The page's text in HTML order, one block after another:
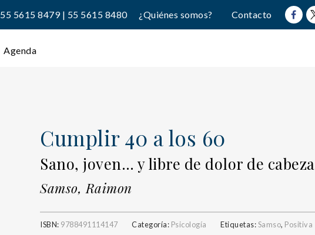
55 5615 8479 | 55 5615 8480 ¿Quiénes somos? Contacto
Agenda
Cumplir 40 a los 60
Sano, joven… y libre de dolor de cabeza
Samso, Raimon
ISBN: 9788491114147 Categoría: Psicología Etiquetas:Samso, Positiva